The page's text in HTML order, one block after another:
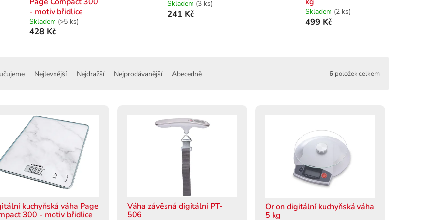
Page Compact 300
- motiv břidlice
Skladem (>5 ks)
428 Kč
Skladem (3 ks)
241 Kč
kg
Skladem (2 ks)
499 Kč
Nejlevnější Nejdražší Nejprodávanější Abecedně 6 položek celkem
kuchyňská váha Page
300 - motiv břidlice
Váha závěsná digitální PT-
506
Orion digitální kuchyňská váha
5 kg